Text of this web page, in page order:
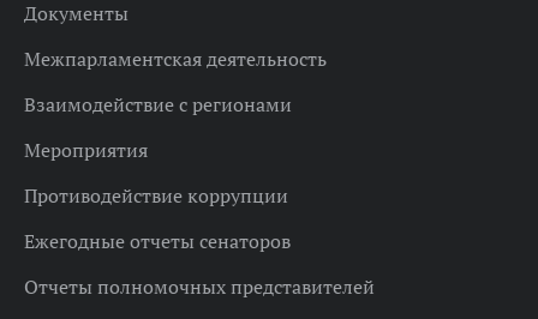
Документы
Межпарламентская деятельность
Взаимодействие с регионами
Мероприятия
Противодействие коррупции
Ежегодные отчеты сенаторов
Отчеты полномочных представителей